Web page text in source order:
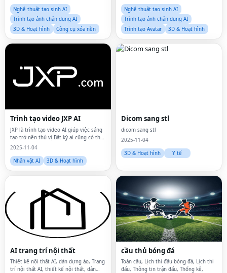
trong vài giây mà không cần kỹ năng
thiết kế.
Nghệ thuật tạo sinh AI
Trình tạo ảnh chân dung AI
3D & Hoạt hình
Công cụ xóa nền
Nghệ thuật tạo sinh AI
Trình tạo ảnh chân dung AI
Trình tạo Avatar
3D & Hoạt hình
Trình tạo video JXP AI
JXP là trình tạo video AI giúp việc sáng
tạo trở nên thú vị.Bất kỳ ai cũng có thể
biến ý tưởng thành video chỉ trong vài
2025-11-04
Nhân vật AI
3D & Hoạt hình
Dicom sang stl
dicom sang stl
2025-11-04
3D & Hoạt hình
Y tế
AI trang trí nội thất
Thiết kế nội thất AI, dàn dựng ảo, Trang
trí nội thất AI, thiết kế nội thất, dàn
cầu thủ bóng đá
Toàn cầu, Lịch thi đấu bóng đá, Lịch thi
đấu, Thông tin trận đấu, Thống kê,